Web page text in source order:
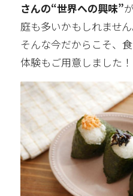
さんの“世界への興味”
庭も多いかもしれません
そんな今だからこそ、
体験もご用意しました！